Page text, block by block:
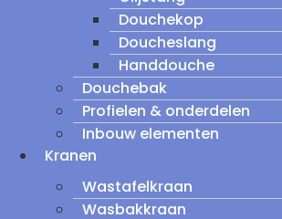
Douchekop
Doucheslang
Handdouche
Douchebak
Profielen & onderdelen
Inbouw elementen
Kranen
Wastafelkraan
Wasbakkraan